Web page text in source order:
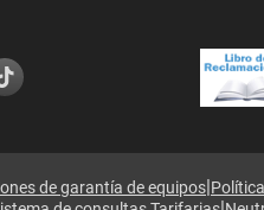
de garantía de equipos|